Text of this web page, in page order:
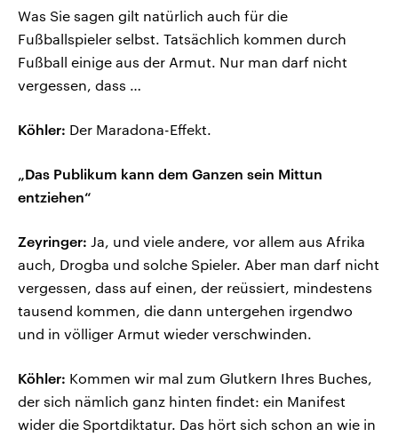
Was Sie sagen gilt natürlich auch für die
Fußballspieler selbst. Tatsächlich kommen durch
Fußball einige aus der Armut. Nur man darf nicht
vergessen, dass …
Köhler: Der Maradona-Effekt.
„Das Publikum kann dem Ganzen sein Mittun
entziehen“
Zeyringer: Ja, und viele andere, vor allem aus Afrika
auch, Drogba und solche Spieler. Aber man darf nicht
vergessen, dass auf einen, der reüssiert, mindestens
tausend kommen, die dann untergehen irgendwo
und in völliger Armut wieder verschwinden.
Köhler: Kommen wir mal zum Glutkern Ihres Buches,
der sich nämlich ganz hinten findet: ein Manifest
wider die Sportdiktatur. Das hört sich schon an wie in